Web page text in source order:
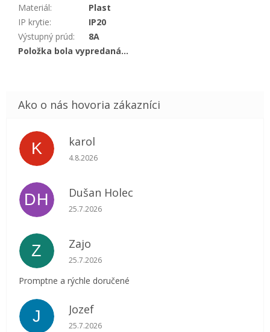
Materiál:
Plast
IP krytie:
IP20
Výstupný prúd:
8A
Položka bola vypredaná…
K karol
Hodnotenie obchodu je 5 z 5 hviezdičiek.
4.8.2026
DH Dušan Holec
Hodnotenie obchodu je 5 z 5 hviezdičiek.
25.7.2026
Z Zajo
Hodnotenie obchodu je 5 z 5 hviezdičiek.
25.7.2026
Promptne a rýchle doručené
J Jozef
Hodnotenie obchodu je 5 z 5 hviezdičiek.
25.7.2026